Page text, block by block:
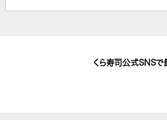
くら寿司公式SNS